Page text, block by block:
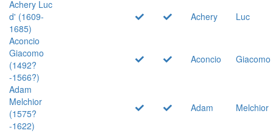
Achery Luc
d' (1609-
1685)
Achery
Luc
Aconcio
Giacomo
(1492?
-1566?)
Aconcio Giacomo
Adam
Melchior
(1575?
-1622)
Adam Melchior